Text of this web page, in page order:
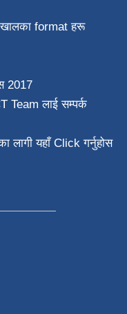
खालका format हरू
2017
Teamलाई सम्पर्क
लागी यहाँ Click गर्नुहोस